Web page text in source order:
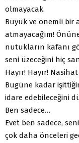
olmayacak.
Büyük ve önemli bir
atmayacağım!
nutukların kafanı
seni üzeceğini hiç
Hayır! Hayır!
Bugüne kadar
idare edebileceğini
Ben sadece…
Evet ben sadece,
çok daha önceleri